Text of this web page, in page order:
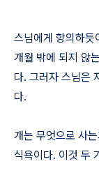
스님에게 항의하
개월 밖에 되지 않
다. 그러자 스님은
다.
개는 무엇으로 사
식욕이다. 이것 두